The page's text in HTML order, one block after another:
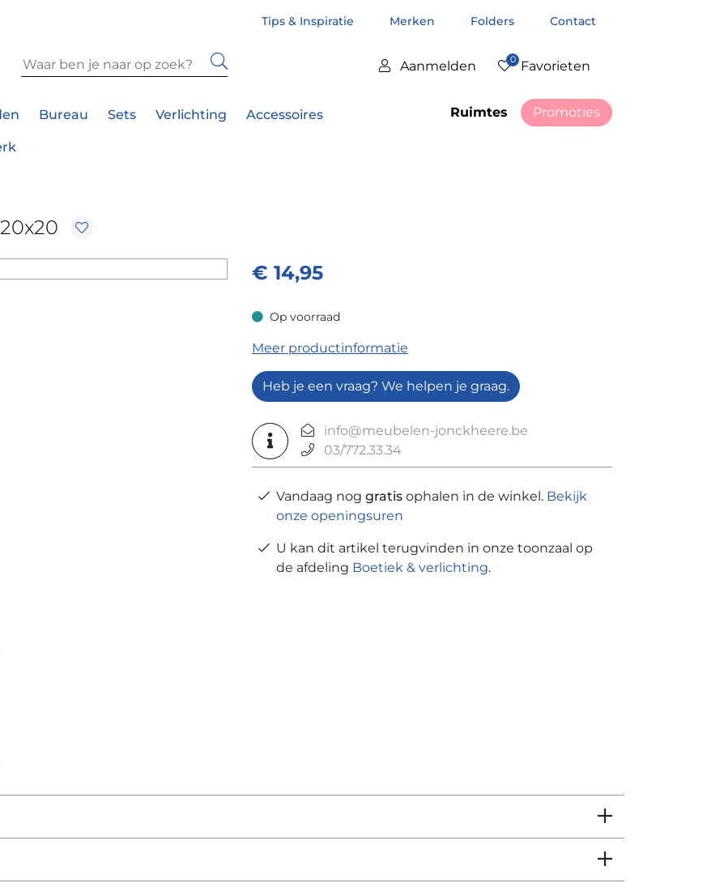
Tips & Inspiratie Merken Folders Contact
Aanmelden 0 Favorieten
Bureau Sets Verlichting Accessoires Ruimtes Promoties
€ 14,95
Op voorraad
Op voorraad
Meer productinformatie
Heb je een vraag? We helpen je graag.
info@meubelen-jonckheere.be
03/772.33.34
Vandaag nog gratis ophalen in de winkel. Bekijk
onze openingsuren
U kan dit artikel terugvinden in onze toonzaal op
de afdeling Boetiek & verlichting.